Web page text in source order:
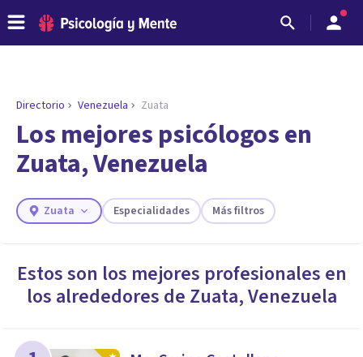
ENCONTRAR MI TERAPEUTA
¿Necesitas ayuda para encontrar el
psicólogo adecuado?
Responde a unas breves preguntas y te ofreceremos
necesidades.
Directorio Venezuela Zuata
Los mejores psicólogos en
Zuata, Venezuela
Zuata Especialidades Más filtros
Estos son los mejores profesionales en
los alrededores de Zuata,Venezuela